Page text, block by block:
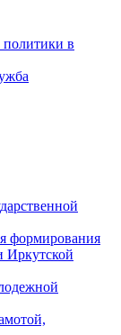
политики в
формирования
Иркутской